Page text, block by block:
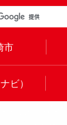
市
ビ）